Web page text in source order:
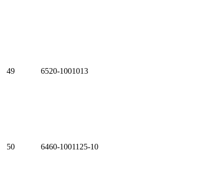
49 6520-1001013
50 6460-1001125-10